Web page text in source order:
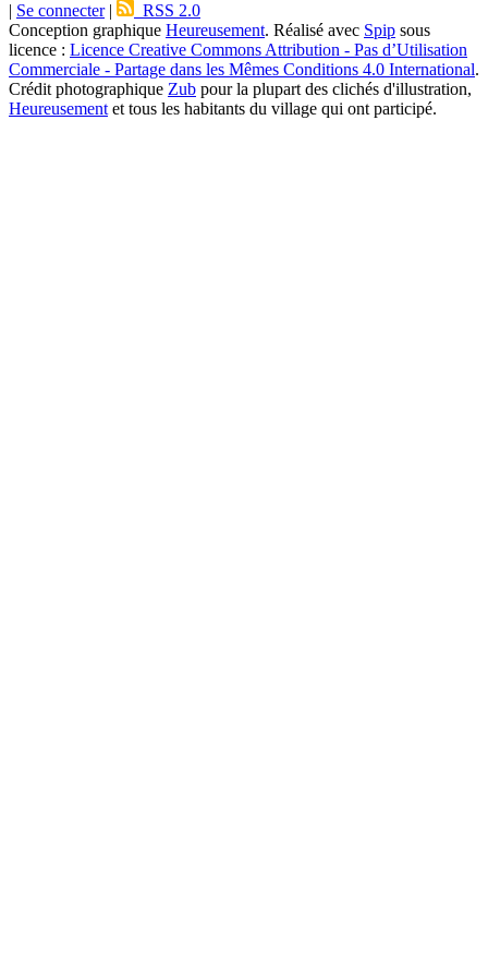
| Se connecter|
RSS 2.0
Conception graphique Heureusement. Réalisé avec Spip sous
licence : Licence Creative Commons Attribution - Pas d’Utilisation
Commerciale - Partage dans les Mêmes Conditions 4.0 International.
Crédit photographique Zub pour la plupart des clichés d'illustration,
Heureusement et tous les habitants du village qui ont participé.